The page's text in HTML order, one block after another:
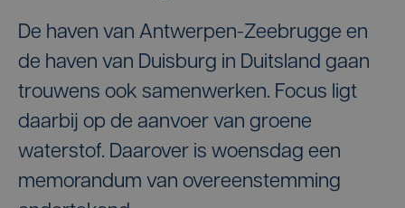
De haven van Antwerpen-Zeebrugge en
de haven van Duisburg in Duitsland gaan
trouwens ook samenwerken. Focus ligt
daarbij op de aanvoer van groene
waterstof. Daarover is woensdag een
memorandum van overeenstemming